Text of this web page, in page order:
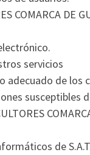
COMARCA
servicios
adecuado de
susceptibles
de